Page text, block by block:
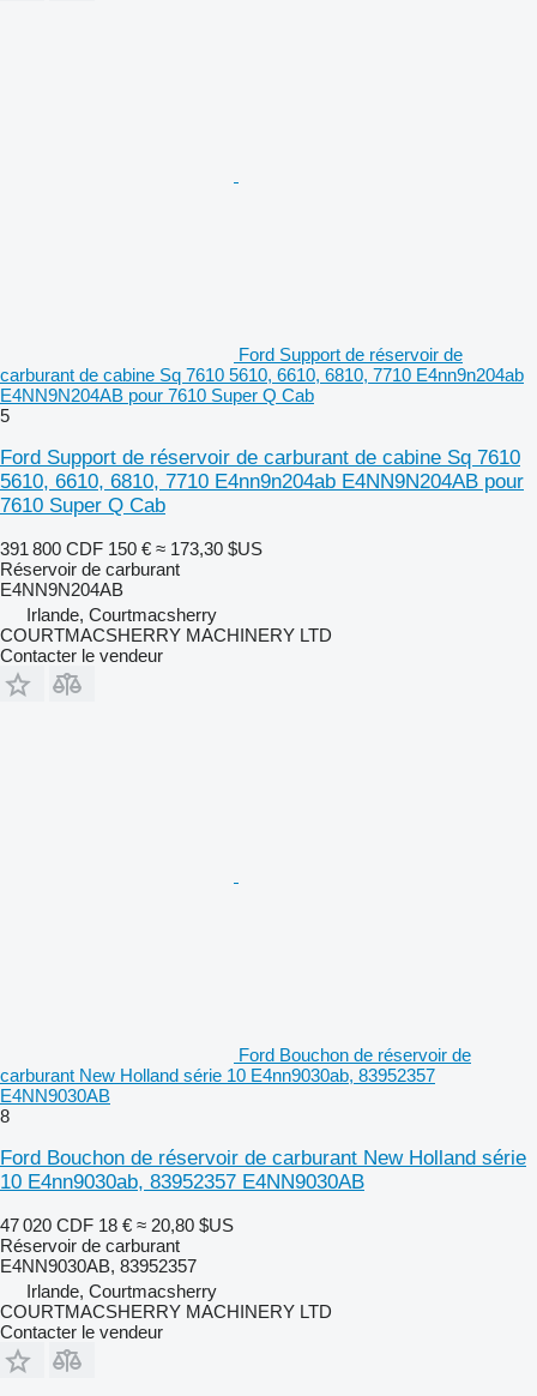
Ford Support de réservoir de
carburant de cabine Sq 7610 5610, 6610, 6810, 7710 E4nn9n204ab
E4NN9N204AB pour 7610 Super Q Cab
5
Ford Support de réservoir de carburant de cabine Sq 7610
5610, 6610, 6810, 7710 E4nn9n204ab E4NN9N204AB pour
7610 Super Q Cab
391 800 CDF 150 € ≈ 173,30 $US
Réservoir de carburant
E4NN9N204AB
Irlande, Courtmacsherry
COURTMACSHERRY MACHINERY LTD
Contacter le vendeur
Ford Bouchon de réservoir de
carburant New Holland série 10 E4nn9030ab, 83952357
E4NN9030AB
8
Ford Bouchon de réservoir de carburant New Holland série
10 E4nn9030ab, 83952357 E4NN9030AB
47 020 CDF 18 € ≈ 20,80 $US
Réservoir de carburant
E4NN9030AB, 83952357
Irlande, Courtmacsherry
COURTMACSHERRY MACHINERY LTD
Contacter le vendeur